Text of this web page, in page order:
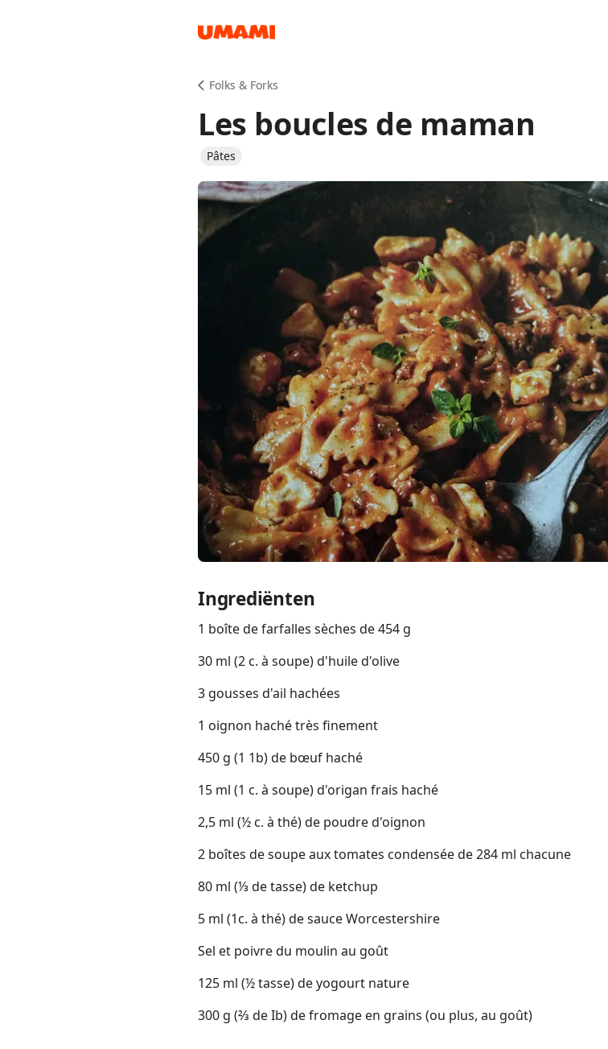
Folks & Forks
Les boucles de maman
Pâtes
Ingrediënten
1 boîte de farfalles sèches de 454 g
30 ml (2 c. à soupe) d'huile d'olive
3 gousses d'ail hachées
1 oignon haché très finement
450 g (1 1b) de bœuf haché
15 ml (1 c. à soupe) d'origan frais haché
2,5 ml (½ c. à thé) de poudre d'oignon
2 boîtes de soupe aux tomates condensée de 284 ml chacune
80 ml (⅓ de tasse) de ketchup
5 ml (1c. à thé) de sauce Worcestershire
Sel et poivre du moulin au goût
125 ml (½ tasse) de yogourt nature
300 g (⅔ de Ib) de fromage en grains (ou plus, au goût)